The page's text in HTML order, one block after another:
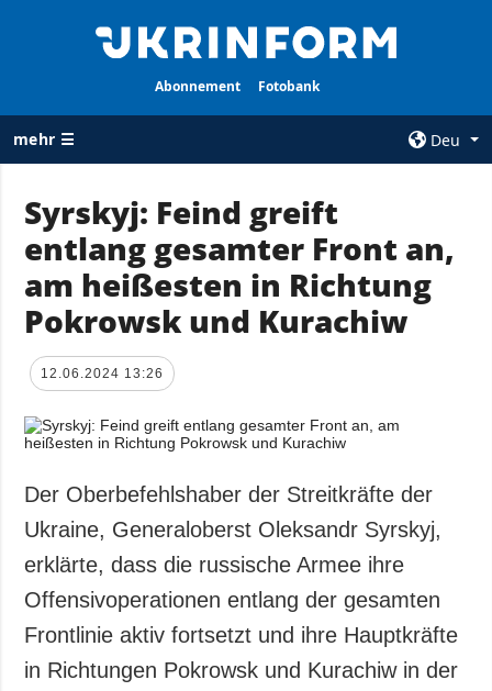
Abonnement Fotobank
mehr ☰
Deu
ALLE
RUBRIKEN
Krieg
Wiederaufbau
der Ukraine
Politik
Wirtschaft
Gesellschaft und
Kultur
Sport
Kriminalität
Notstand und
Notfälle
AGENTUR
Über uns
Kontakte
und zum Schutz
personenbezogener
Syrskyj: Feind greift
entlang gesamter Front an,
am heißesten in Richtung
Pokrowsk und Kurachiw
12.06.2024 13:26
Der Oberbefehlshaber der Streitkräfte der
Ukraine, Generaloberst Oleksandr Syrskyj,
erklärte, dass die russische Armee ihre
Offensivoperationen entlang der gesamten
Frontlinie aktiv fortsetzt und ihre Hauptkräfte
in Richtungen Pokrowsk und Kurachiw in der